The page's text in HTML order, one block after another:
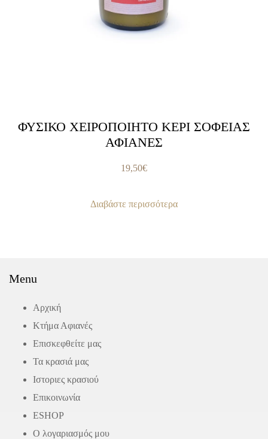
ΦΥΣΙΚΟ ΧΕΙΡΟΠΟΙΗΤΟ ΚΕΡΙ ΣΟΦΕΙΑΣ
ΑΦΙΑΝΕΣ
19,50€
Διαβάστε περισσότερα
Menu
Αρχική
Κτήμα Αφιανές
Επισκεφθείτε μας
Τα κρασιά μας
Ιστοριες κρασιού
Επικοινωνία
ΕSHOP
Ο λογαριασμός μου